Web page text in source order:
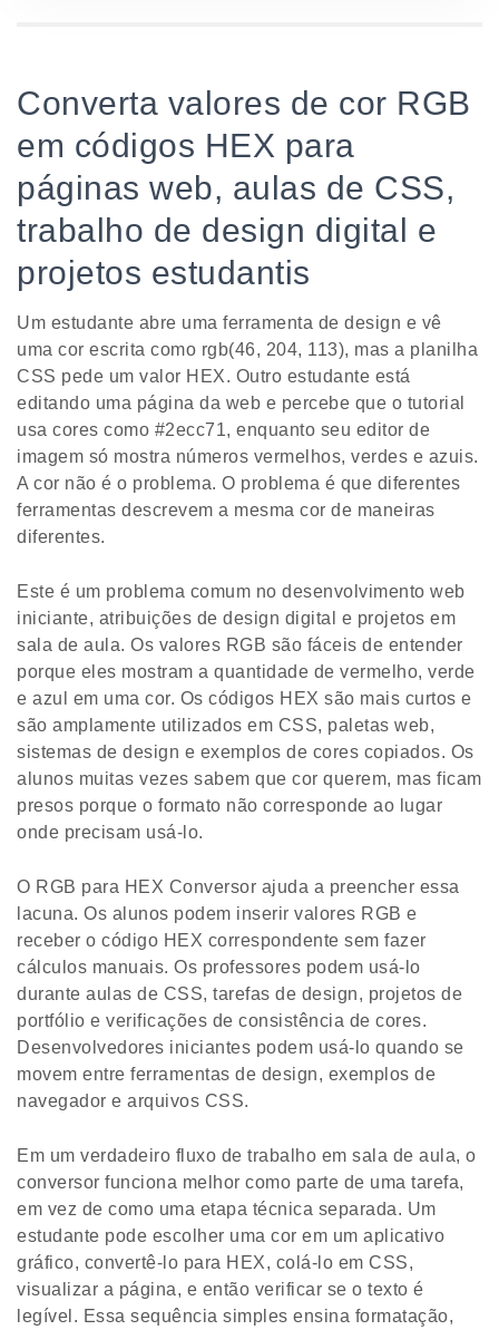
Converta valores de cor RGB
em códigos HEX para
páginas web, aulas de CSS,
trabalho de design digital e
projetos estudantis
Um estudante abre uma ferramenta de design e vê
uma cor escrita como rgb(46, 204, 113), mas a planilha
CSS pede um valor HEX. Outro estudante está
editando uma página da web e percebe que o tutorial
usa cores como #2ecc71, enquanto seu editor de
imagem só mostra números vermelhos, verdes e azuis.
A cor não é o problema. O problema é que diferentes
ferramentas descrevem a mesma cor de maneiras
diferentes.
Este é um problema comum no desenvolvimento web
iniciante, atribuições de design digital e projetos em
sala de aula. Os valores RGB são fáceis de entender
porque eles mostram a quantidade de vermelho, verde
e azul em uma cor. Os códigos HEX são mais curtos e
são amplamente utilizados em CSS, paletas web,
sistemas de design e exemplos de cores copiados. Os
alunos muitas vezes sabem que cor querem, mas ficam
presos porque o formato não corresponde ao lugar
onde precisam usá-lo.
O RGB para HEX Conversor ajuda a preencher essa
lacuna. Os alunos podem inserir valores RGB e
receber o código HEX correspondente sem fazer
cálculos manuais. Os professores podem usá-lo
durante aulas de CSS, tarefas de design, projetos de
portfólio e verificações de consistência de cores.
Desenvolvedores iniciantes podem usá-lo quando se
movem entre ferramentas de design, exemplos de
navegador e arquivos CSS.
Em um verdadeiro fluxo de trabalho em sala de aula, o
conversor funciona melhor como parte de uma tarefa,
em vez de como uma etapa técnica separada. Um
estudante pode escolher uma cor em um aplicativo
gráfico, convertê-lo para HEX, colá-lo em CSS,
visualizar a página, e então verificar se o texto é
legível. Essa sequência simples ensina formatação,